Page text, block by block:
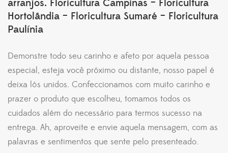
arranjos. Floricultura Campinas – Floricultura
Hortolândia – Floricultura Sumaré – Floricultura
Paulínia
Demonstre todo seu carinho e afeto por aquela pessoa
especial, esteja você próximo ou distante, nosso papel é
deixa lós unidos. Confeccionamos com muito carinho e
prazer o produto que escolheu, tomamos todos os
cuidados além do necessário para termos sucesso na
entrega. Ah, aproveite e envie aquela mensagem, com as
palavras e sentimentos que sente pelo presenteado.